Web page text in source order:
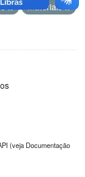
materiais
(veja Documentação